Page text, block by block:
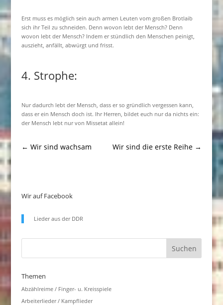
Erst muss es möglich sein auch armen Leuten vom großen Brotlaib
sich ihr Teil zu schneiden. Denn wovon lebt der Mensch? Denn
wovon lebt der Mensch? Indem er stündlich den Menschen peinigt,
auszieht, anfällt, abwürgt und frisst.
4. Strophe:
Nur dadurch lebt der Mensch, dass er so gründlich vergessen kann,
dass er ein Mensch doch ist. Ihr Herren, bildet euch nur da nichts ein:
der Mensch lebt nur von Missetat allein!
← Wir sind wachsam Wir sind die erste Reihe →
Wir auf Facebook
Lieder aus der DDR
Themen
Abzählreime / Finger- u. Kreisspiele
Arbeiterlieder / Kampflieder